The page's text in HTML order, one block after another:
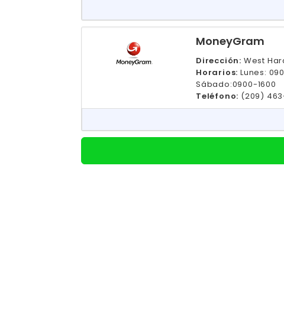
MoneyGram
Dirección: West
Horarios: Lunes:
Sábado:0900-1600
Teléfono: (209)